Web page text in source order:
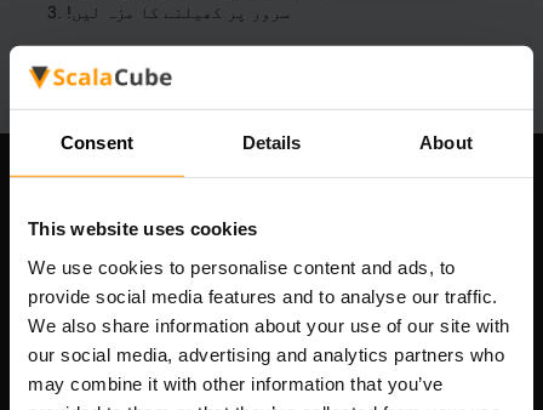
Consent Details About
This website uses cookies
We use cookies to personalise content and ads, to
provide social media features and to analyse our traffic.
We also share information about your use of our site with
our social media, advertising and analytics partners who
may combine it with other information that you’ve
سرور پر کھیلنے کا مزہ لیں!
Scalable Hosting Solutions OÜ
رجسٹریشن کوڈ: 14652605
VAT نمبر: EE102133820
پتہ: Harju maakond, Tallinn, Kesklinna linnaosa,